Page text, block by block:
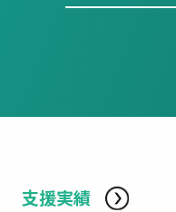
支援実績